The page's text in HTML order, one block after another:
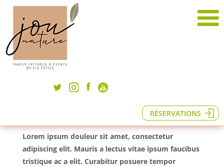
RÉSERVATIONS
Test d'atterrissage Colnies d'estiu
Lorem ipsum douleur sit amet, consectetur
adipiscing elit. Mauris a lectus vitae ipsum faucibus
tristique ac a elit. Curabitur posuere tempor